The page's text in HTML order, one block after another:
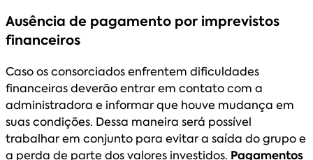
Ausência de pagamento por imprevistos
financeiros
Caso os consorciados enfrentem dificuldades
financeiras deverão entrar em contato com a
administradora e informar que houve mudança em
suas condições. Dessa maneira será possível
trabalhar em conjunto para evitar a saída do grupo e
a perda de parte dos valores investidos. Pagamentos